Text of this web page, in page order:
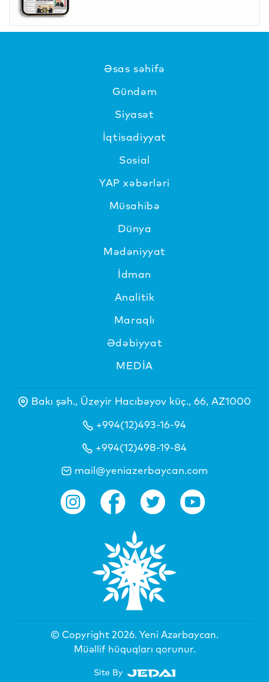
Əsas səhifə
Gündəm
Siyasət
İqtisadiyyat
Sosial
YAP xəbərləri
Müsahibə
Dünya
Mədəniyyat
İdman
Analitik
Maraqlı
Ədəbiyyat
MEDİA
Bakı şəh., Üzeyir Hacıbəyov küç., 66, AZ1000
+994(12)493-16-94
+994(12)498-19-84
mail@yeniazerbaycan.com
© Copyright 2026. Yeni Azərbaycan.
Müəllif hüquqları qorunur.
Site By